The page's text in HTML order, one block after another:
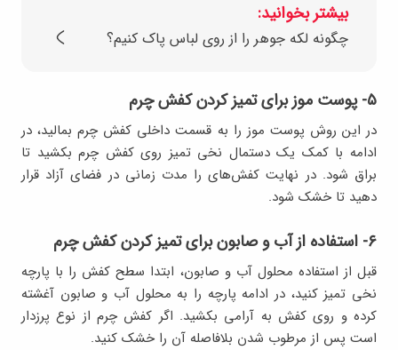
بیشتر بخوانید:
چگونه لکه جوهر را از روی لباس پاک کنیم؟
۵- پوست موز برای تمیز کردن کفش چرم
در این روش پوست موز را به قسمت داخلی کفش چرم بمالید، در
ادامه با کمک یک دستمال نخی تمیز روی کفش چرم بکشید تا
براق شود. در نهایت کفش‌های را مدت زمانی در فضای آزاد قرار
دهید تا خشک شود.
۶- استفاده از آب و صابون برای تمیز کردن کفش چرم
قبل از استفاده محلول آب و صابون، ابتدا سطح کفش را با پارچه
نخی تمیز کنید، در ادامه پارچه را به محلول آب و صابون آغشته
کرده و روی کفش به آرامی بکشید. اگر کفش چرم از نوع پرزدار
است پس از مرطوب شدن بلافاصله آن را خشک کنید.